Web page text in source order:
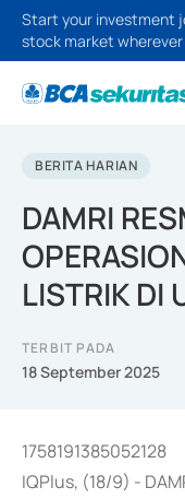
Start your investment
stock market wherever
BERITA HARIAN
DAMRI
LISTRIK DI
TERBIT PADA
18 September 2025
1758191385052128
IQPlus, (18/9) -